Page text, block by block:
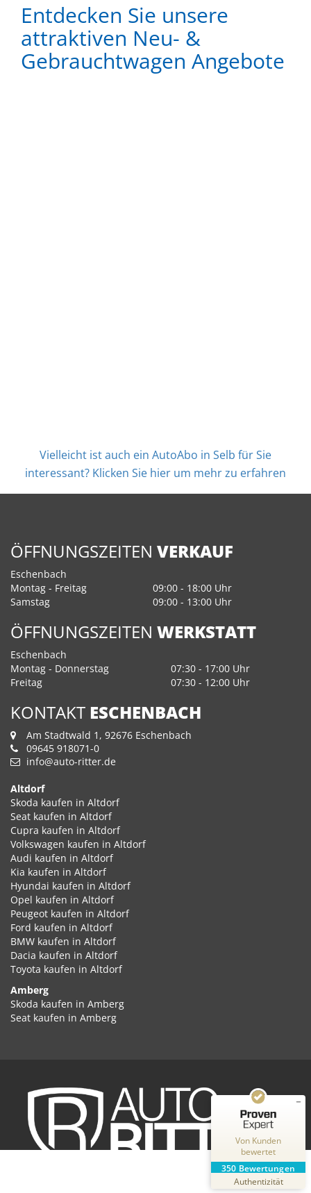
Entdecken Sie unsere
attraktiven Neu- &
Gebrauchtwagen Angebote
Vielleicht ist auch ein AutoAbo in Selb für Sie
interessant? Klicken Sie hier um mehr zu erfahren
ÖFFNUNGSZEITEN VERKAUF
Eschenbach
Montag - Freitag
09:00 - 18:00 Uhr
Samstag
09:00 - 13:00 Uhr
ÖFFNUNGSZEITEN WERKSTATT
Eschenbach
Montag - Donnerstag
07:30 - 17:00 Uhr
Freitag
07:30 - 12:00 Uhr
KONTAKT ESCHENBACH
Am Stadtwald 1, 92676 Eschenbach
09645 918071-0
info@auto-ritter.de
Altdorf
Skoda kaufen in Altdorf
Seat kaufen in Altdorf
Cupra kaufen in Altdorf
Volkswagen kaufen in Altdorf
Audi kaufen in Altdorf
Kia kaufen in Altdorf
Hyundai kaufen in Altdorf
Opel kaufen in Altdorf
Peugeot kaufen in Altdorf
Ford kaufen in Altdorf
BMW kaufen in Altdorf
Dacia kaufen in Altdorf
Toyota kaufen in Altdorf
Amberg
Skoda kaufen in Amberg
Seat kaufen in Amberg
Hyundai kaufen in Amberg
Opel kaufen in Amberg
Peugeot kaufen in Amberg
Ford kaufen in Amberg
BMW kaufen in Amberg
Von Kunden
bewertet
350 Bewertungen
Authentizität
2
Bewertungen auf
ProvenExpert.com
Bewertungen von
2 anderen Quellen
Blick aufs ProvenExpert-Profil werfen
31.07.2026